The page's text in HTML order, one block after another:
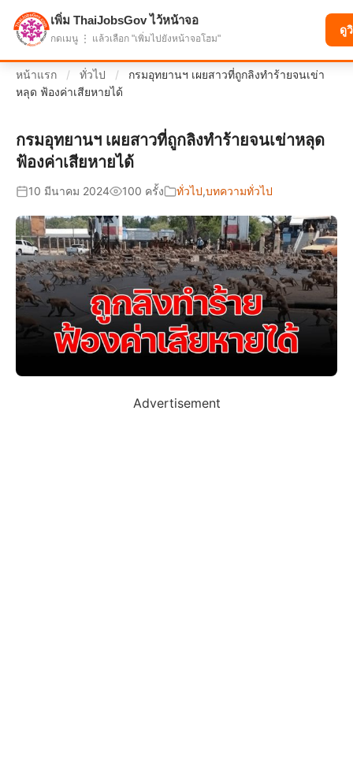
แบ่งปันโอกาส เพื่ออนาคตที่ก้าวหน้า
หน้าแรก / ทั่วไป /
กรมอุทยานฯ เผยสาวที่ถูกลิงทำร้ายจนเข่า
หลุด ฟ้องค่าเสียหายได้
กรมอุทยานฯ เผยสาวที่ถูกลิงทำร้ายจนเข่าหลุด
ฟ้องค่าเสียหายได้
10 มีนาคม 2024 100 ครั้ง ทั่วไป,บทความทั่วไป
Advertisement
เพิ่ม ThaiJobsGov ไว้หน้าจอ
กดเมนู ⋮ แล้วเลือก "เพิ่มไปยังหน้าจอโฮม"
ดู